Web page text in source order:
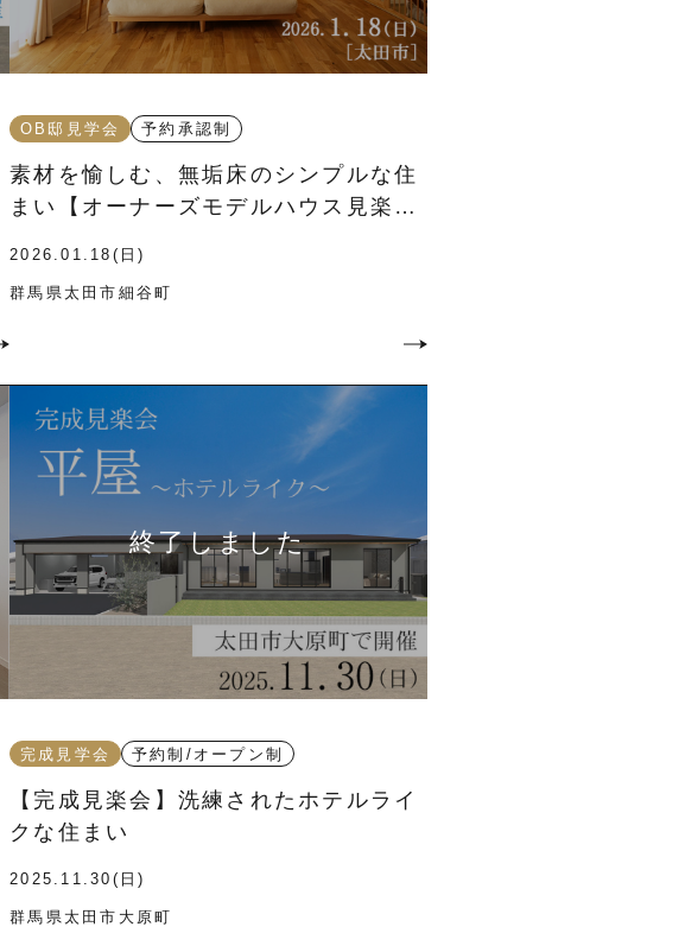
OB邸見学会 予約承認制
素材を愉しむ、無垢床のシンプルな住
まい【オーナーズモデルハウス見楽
2026.01.18(日)
群馬県太田市細谷町
完成見学会 予約制/オープン制
【完成見楽会】洗練されたホテルライ
クな住まい
2025.11.30(日)
群馬県太田市大原町